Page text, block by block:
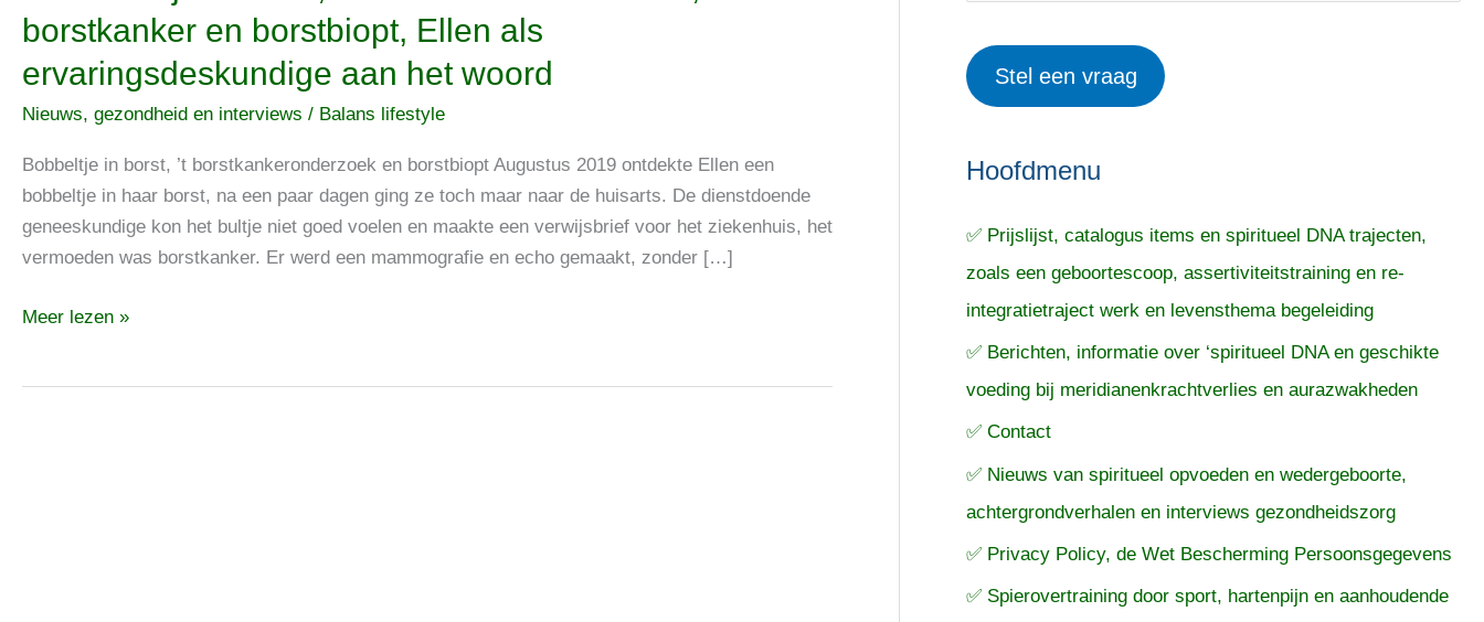
borstkanker en borstbiopt, Ellen als
ervaringsdeskundige aan het woord
Nieuws, gezondheid en interviews / Balans lifestyle
Bobbeltje in borst, ’t borstkankeronderzoek en borstbiopt Augustus 2019 ontdekte Ellen een
bobbeltje in haar borst, na een paar dagen ging ze toch maar naar de huisarts. De dienstdoende
geneeskundige kon het bultje niet goed voelen en maakte een verwijsbrief voor het ziekenhuis, het
vermoeden was borstkanker. Er werd een mammografie en echo gemaakt, zonder […]
in
borst,
’t
borstkanker
en
borstbiopt,
Ellen
ervaringsdeskundige
het
Meer lezen »
e
n
e
k
a
r
:
Stel een vraag
Hoofdmenu
✅ Prijslijst, catalogus items en spiritueel DNA trajecten,
zoals een geboortescoop, assertiviteitstraining en re-
integratietraject werk en levensthema begeleiding
✅ Berichten, informatie over ‘spiritueel DNA en geschikte
voeding bij meridianenkrachtverlies en aurazwakheden
✅ Contact
✅ Nieuws van spiritueel opvoeden en wedergeboorte,
achtergrondverhalen en interviews gezondheidszorg
✅ Privacy Policy, de Wet Bescherming Persoonsgegevens
✅ Spierovertraining door sport, hartenpijn en aanhoudende
p
n